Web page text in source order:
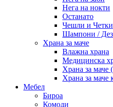
Нега на нокти
Останато
Чешли и Четки
Шампони /
Храна за маче
Влажна храна
Медицинска
Храна за маче
Храна за маче
Мебел
Бироа
Комоди